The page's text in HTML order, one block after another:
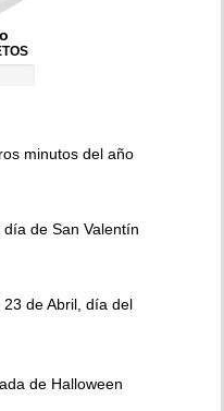
minutos del año
de San Valentín
de Abril, día del
de Halloween